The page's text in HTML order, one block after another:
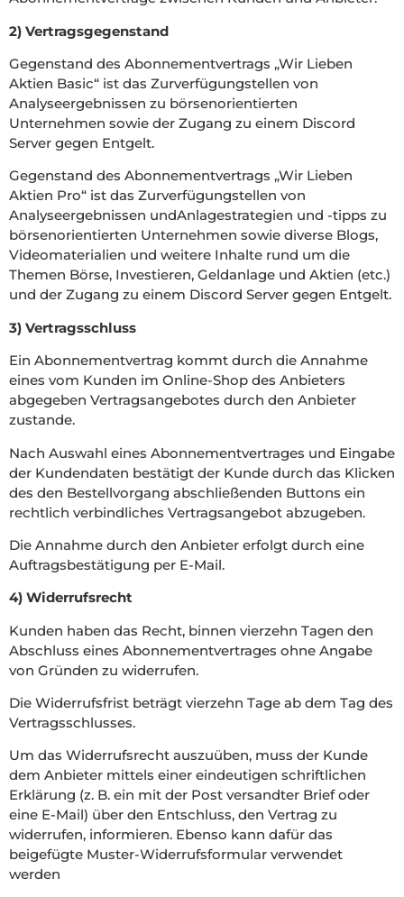
2) Vertragsgegenstand
Gegenstand des Abonnementvertrags „Wir Lieben
Aktien Basic“ ist das Zurverfügungstellen von
Analyseergebnissen zu börsenorientierten
Unternehmen sowie der Zugang zu einem Discord
Server gegen Entgelt.
Gegenstand des Abonnementvertrags „Wir Lieben
Aktien Pro“ ist das Zurverfügungstellen von
Analyseergebnissen undAnlagestrategien und -tipps zu
börsenorientierten Unternehmen sowie diverse Blogs,
Videomaterialien und weitere Inhalte rund um die
Themen Börse, Investieren, Geldanlage und Aktien (etc.)
und der Zugang zu einem Discord Server gegen Entgelt.
3) Vertragsschluss
Ein Abonnementvertrag kommt durch die Annahme
eines vom Kunden im Online-Shop des Anbieters
abgegeben Vertragsangebotes durch den Anbieter
zustande.
Nach Auswahl eines Abonnementvertrages und Eingabe
der Kundendaten bestätigt der Kunde durch das Klicken
des den Bestellvorgang abschließenden Buttons ein
rechtlich verbindliches Vertragsangebot abzugeben.
Die Annahme durch den Anbieter erfolgt durch eine
Auftragsbestätigung per E-Mail.
4) Widerrufsrecht
Kunden haben das Recht, binnen vierzehn Tagen den
Abschluss eines Abonnementvertrages ohne Angabe
von Gründen zu widerrufen.
Die Widerrufsfrist beträgt vierzehn Tage ab dem Tag des
Vertragsschlusses.
Um das Widerrufsrecht auszuüben, muss der Kunde
dem Anbieter mittels einer eindeutigen schriftlichen
Erklärung (z. B. ein mit der Post versandter Brief oder
eine E-Mail) über den Entschluss, den Vertrag zu
widerrufen, informieren. Ebenso kann dafür das
beigefügte Muster-Widerrufsformular verwendet
werden